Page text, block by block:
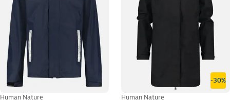
Human Nature
-30%
Human Nature